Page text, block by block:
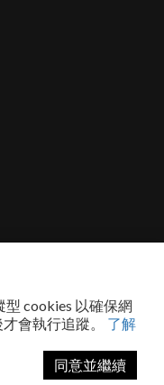
cookies 以確保網
會執行追蹤。 了解
同意並繼續
公司｜統編 94077396